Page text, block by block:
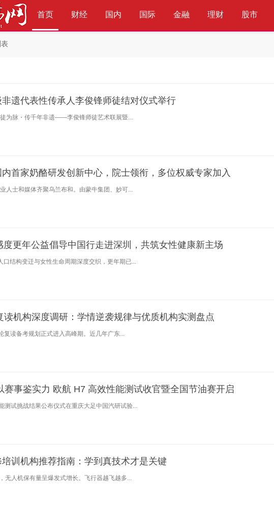
首页 财经 国内 国际 金融 理财 股市
遗代表性传承人李俊锋师徒结对仪式举行
为脉・传千年非遗——李俊锋师徒艺术联展暨...
首家奶酪研发创新中心，院士领衔，多位权威专家加入
人士和媒体齐聚乌兰布和。由蒙牛集团、妙可...
度更年公益倡导中国行走进深圳，共筑女性健康新主场
结构变迁与女性生命周期深度交织，更年期已...
读机构深度调研：学情逆袭规律与优质机构实测盘点
复读备考规划正式进入高峰期。近几年广东...
赛事鉴实力 欧航 H7 高效性能测试收官暨全国节油赛开启
测试挑战结果公布仪式在重庆大足中国汽研试验...
训机构推荐指南：学到真技术才是关键
无人机保有量呈爆发式增长。飞行器越飞越多...